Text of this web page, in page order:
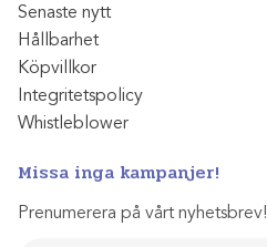
Senaste nytt
Hållbarhet
Köpvillkor
Integritetspolicy
Whistleblower
Missa inga kampanjer!
Prenumerera på vårt nyhetsbrev!